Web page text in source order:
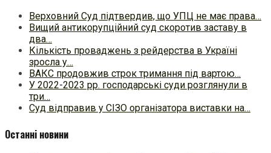
Верховний Суд підтвердив, що УПЦ не має права…
Вищий антикорупційний суд скоротив заставу в
два…
Кількість проваджень з рейдерства в Україні
зросла у…
ВАКС продовжив строк тримання під вартою…
У 2022-2023 рр. господарські суди розглянули в
три…
Суд відправив у СІЗО організатора виставки на…
Останні новини